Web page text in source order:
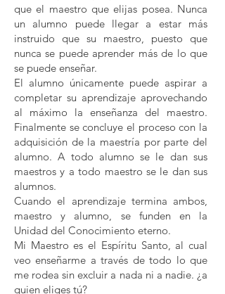
que el maestro que elijas posea. Nunca
un alumno puede llegar a estar más
instruido que su maestro, puesto que
nunca se puede aprender más de lo que
se puede enseñar.
El alumno únicamente puede aspirar a
completar su aprendizaje aprovechando
al máximo la enseñanza del maestro.
Finalmente se concluye el proceso con la
adquisición de la maestría por parte del
alumno. A todo alumno se le dan sus
maestros y a todo maestro se le dan sus
alumnos.
Cuando el aprendizaje termina ambos,
maestro y alumno, se funden en la
Unidad del Conocimiento eterno.
Mi Maestro es el Espíritu Santo, al cual
veo enseñarme a través de todo lo que
me rodea sin excluir a nada ni a nadie. ¿a
quien eliges tú?